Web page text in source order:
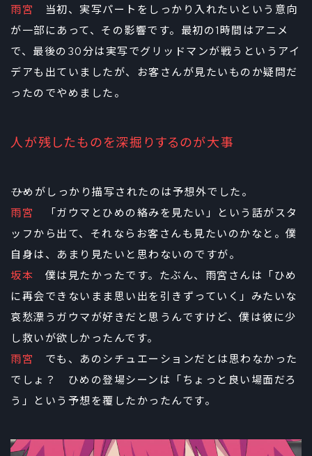
雨宮 当初、実写パートをしっかり入れたいという意向
が一部にあって、その影響です。最初の1時間はアニメ
で、最後の30分は実写でグリッドマンが戦うというアイ
デアも出ていましたが、お客さんが見たいものか疑問だ
ったのでやめました。
人が残したものを深掘りするのが大事
――ひめがしっかり描写されたのは予想外でした。
雨宮 「ガウマとひめの絡みを見たい」という話がスタ
ッフから出て、それならお客さんも見たいのかなと。僕
自身は、あまり見たいと思わないのですが。
坂本 僕は見たかったです。たぶん、雨宮さんは「ひめ
に再会できないまま思い出を引きずっていく」みたいな
哀愁漂うガウマが好きだと思うんですけど、僕は彼に少
し救いが欲しかったんです。
雨宮 でも、あのシチュエーションだとは思わなかった
でしょ？ ひめの登場シーンは「ちょっと良い場面だろ
う」という予想を覆したかったんです。